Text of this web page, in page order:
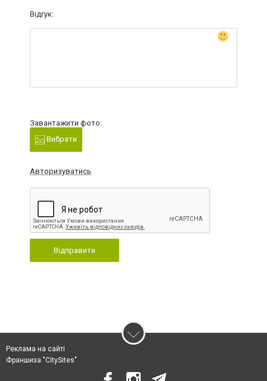
Відгук:
Завантажити фото:
Вибрати
Авторизуватись
Відправити
Реклама на сайті
Франшиза "CitySites"